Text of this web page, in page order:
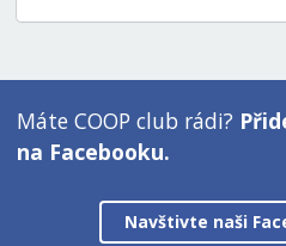
Máte COOP club rádi?
na Facebooku.
Navštivte naši